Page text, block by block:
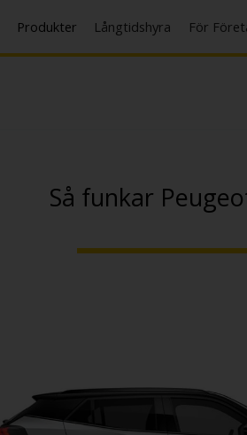
Produkter Långtidshyra För
Så funkar